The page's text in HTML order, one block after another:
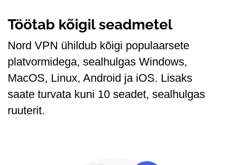
Töötab kõigil seadmetel
Nord VPN ühildub kõigi populaarsete
platvormidega, sealhulgas Windows,
MacOS, Linux, Android ja iOS. Lisaks
saate turvata kuni 10 seadet, sealhulgas
ruuterit.